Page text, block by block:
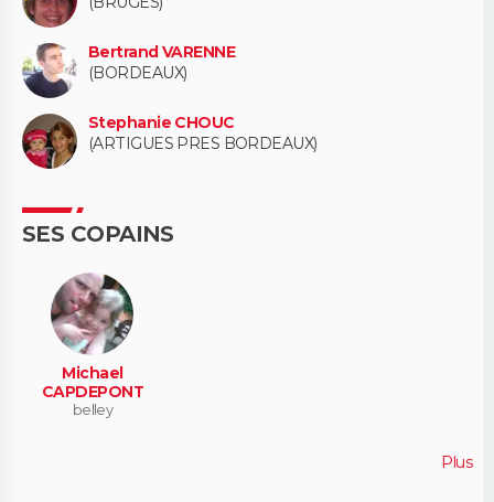
Bertrand VARENNE
(BORDEAUX)
Stephanie CHOUC
(ARTIGUES PRES BORDEAUX)
SES COPAINS
Michael
CAPDEPONT
belley
Plus